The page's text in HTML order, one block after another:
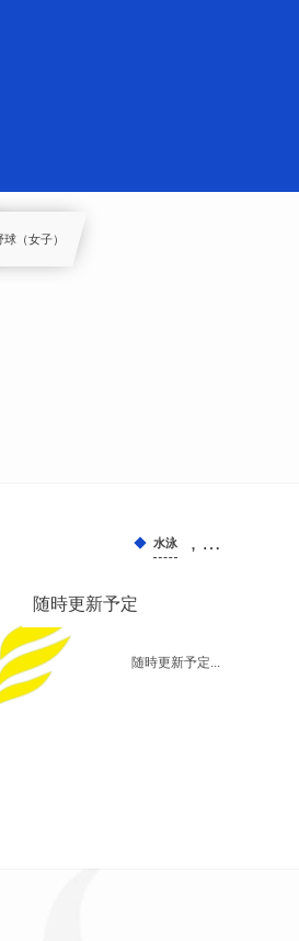
球（女子）
水泳 , …
随時更新予定
随時更新予定...